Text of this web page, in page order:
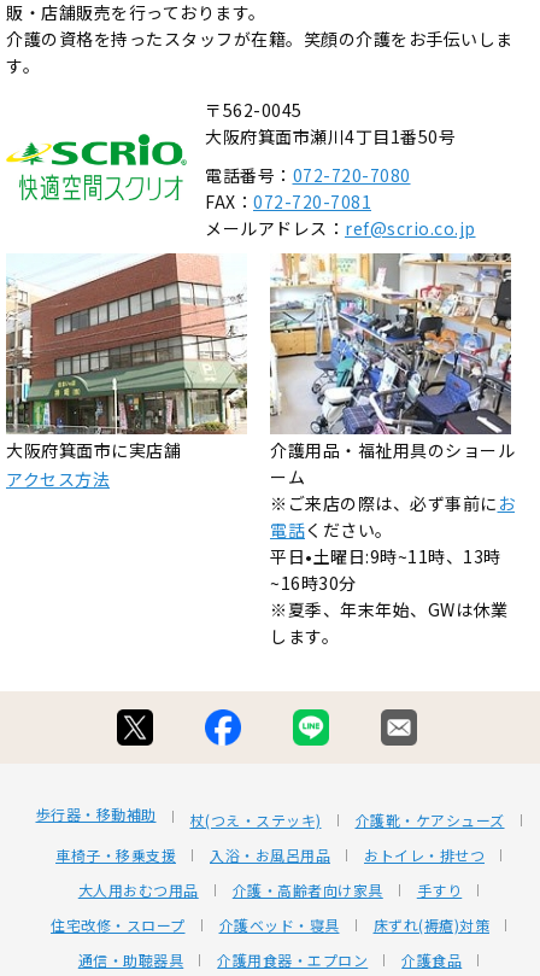
販・店舗販売を行っております。
介護の資格を持ったスタッフが在籍。笑顔の介護をお手伝いしま
す。
〒562-0045
大阪府箕面市瀬川4丁目1番50号
電話番号： 072-720-7080
FAX： 072-720-7081
メールアドレス： ref@scrio.co.jp
大阪府箕面市に実店舗
アクセス方法
介護用品・福祉用具のショール
ーム
※ご来店の際は、必ず事前に お
電話ください。
平日•土曜日:9時~11時、13時
~16時30分
※夏季、年末年始、GWは休業
します。
歩行器・移動補助 杖(つえ・ステッキ)
介護靴・ケアシューズ
車椅子・移乗支援
入浴・お風呂用品
おトイレ・排せつ
大人用おむつ用品
介護・高齢者向け家具
手すり
住宅改修・スロープ
介護ベッド・寝具
床ずれ(褥瘡)対策
通信・助聴器具
介護用食器・エプロン 介護食品